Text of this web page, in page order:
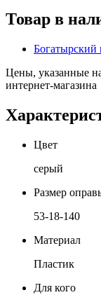
Товар в
Богатырский
Цены, указанные
интернет-магазина
Цвет
серый
Размер
53-18-140
Материал
Пластик
Для кого